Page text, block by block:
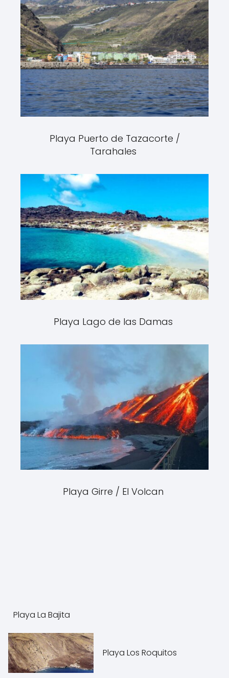
Playa Puerto de Tazacorte /
Tarahales
Playa Lago de las Damas
Playa Girre / El Volcan
Playa La Bajita
Playa Los Roquitos